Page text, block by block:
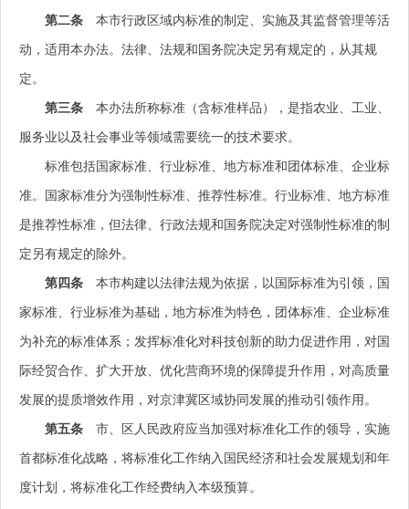
第二条 本市行政区域内标准的制定、实施及其监督管理等活
动，适用本办法。法律、法规和国务院决定另有规定的，从其规
定。
第三条 本办法所称标准（含标准样品），是指农业、工业、
服务业以及社会事业等领域需要统一的技术要求。
标准包括国家标准、行业标准、地方标准和团体标准、企业标
准。国家标准分为强制性标准、推荐性标准。行业标准、地方标准
是推荐性标准，但法律、行政法规和国务院决定对强制性标准的制
定另有规定的除外。
第四条 本市构建以法律法规为依据，以国际标准为引领，国
家标准、行业标准为基础，地方标准为特色，团体标准、企业标准
为补充的标准体系；发挥标准化对科技创新的助力促进作用，对国
际经贸合作、扩大开放、优化营商环境的保障提升作用，对高质量
发展的提质增效作用，对京津冀区域协同发展的推动引领作用。
第五条 市、区人民政府应当加强对标准化工作的领导，实施
首都标准化战略，将标准化工作纳入国民经济和社会发展规划和年
度计划，将标准化工作经费纳入本级预算。